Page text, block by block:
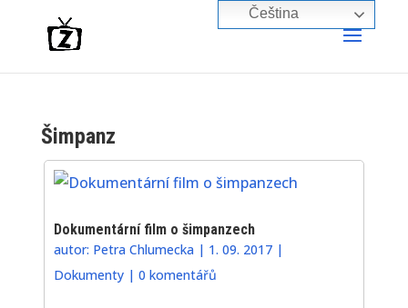
Šimpanz
Dokumentární film o šimpanzech
autor: Petra Chlumecka | 1. 09. 2017 |
Dokumenty |0 komentářů
Čeština‎